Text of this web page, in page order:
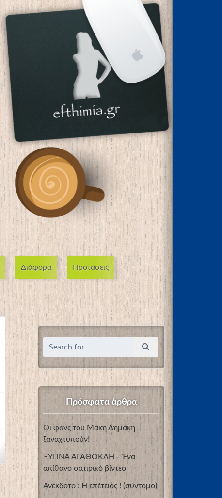
Διάφορα Προτάσεις
Πρόσφατα άρθρα
Οι φανς του Μάκη Δημάκη
ξαναχτυπούν!
ΞΥΠΝΑ ΑΓΑΘΟΚΛΗ – Ένα
απίθανο σατιρικό βίντεο
Ανέκδοτο : Η επέτειος ! (σύντομο)